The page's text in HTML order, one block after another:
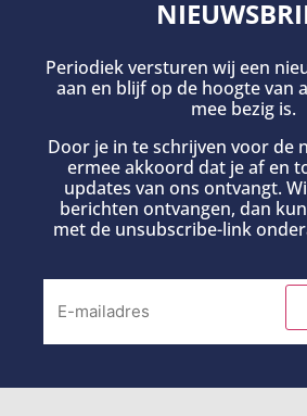
Periodiek versturen wij een
aan en blijf op de hoogte van
mee bezig is.
Door je in te schrijven voor de
ermee akkoord dat je af en
updates van ons ontvangt.
berichten ontvangen, dan
met de unsubscribe-link